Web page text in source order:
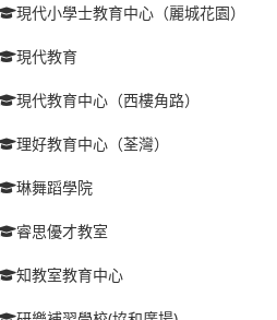
現代小學士教育中心（麗城花園）
現代教育
現代教育中心（西樓角路）
理好教育中心（荃灣）
琳舞蹈學院
睿思優才教室
知教室教育中心